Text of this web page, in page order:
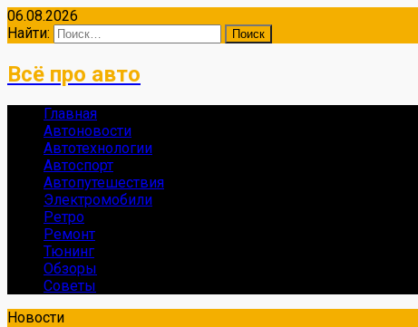
06.08.2026
Найти:
Всё про авто
Главная
Автоновости
Автотехнологии
Автоспорт
Автопутешествия
Электромобили
Ретро
Ремонт
Тюнинг
Обзоры
Советы
Новости